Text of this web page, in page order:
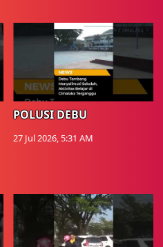
POLUSI DEBU
27 Jul 2026, 5:31 AM